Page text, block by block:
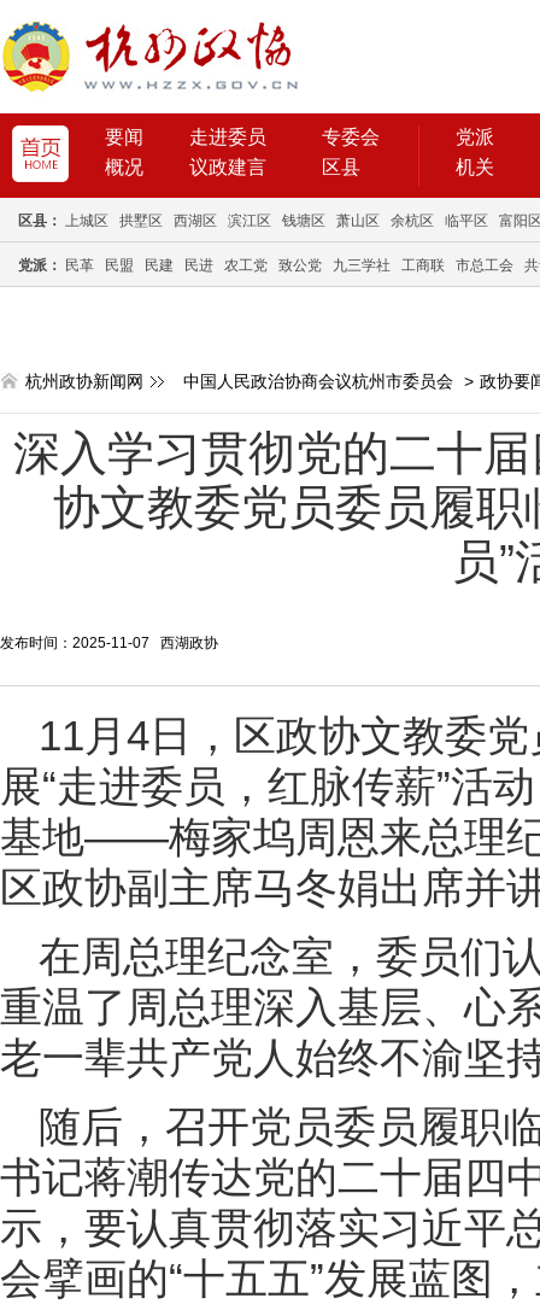
要闻 走进委员
专委会
概况
议政建言 区县
党派
机关
区县： 上城区 拱墅区 西湖区 滨江区 钱塘区 萧山区 余杭区 临平区 富阳
党派： 民革 民盟 民建 民进 农工党 致公党 九三学社 工商联 市总工会
杭州政协新闻网 中国人民政治协商会议杭州市委员会 > 政协要
深入学习贯彻党的二十
协文教委党员委员履职
员”
发布时间：2025-11-07 西湖政协
11月4日，区政协文教委
展“走进委员，红脉传薪”活
基地——梅家坞周恩来总理
区政协副主席马冬娟出席并
在周总理纪念室，委员们
重温了周总理深入基层、心
老一辈共产党人始终不渝坚
随后，召开党员委员履职
书记蒋潮传达党的二十届四
示，要认真贯彻落实习近平
会擘画的“十五五”发展蓝图